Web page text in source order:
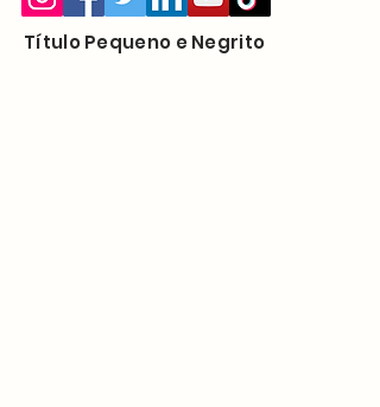
Título Pequeno e Negrito